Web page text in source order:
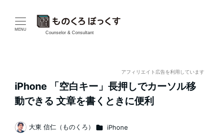
MENU
Counselor & Consultant
アフィリエイト広告を利用しています
iPhone 「空白キー」長押しでカーソル移
動できる 文章を書くときに便利
著
大東 信仁（ものくろ） カテゴリー
iPhone